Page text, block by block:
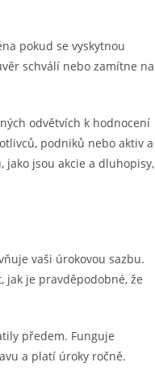
pokud se vyskytnou
schválí nebo zamítne na
odvětvích k hodnocení
podniků nebo aktiv a
jsou akcie a dluhopisy,
vaši úrokovou sazbu.
jak je pravděpodobné, že
předem. Funguje
a platí úroky ročně.